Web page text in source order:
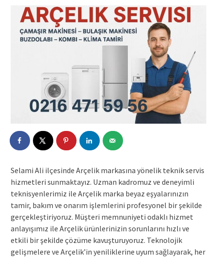
Selami Ali ilçesinde Arçelik markasına yönelik teknik servis
hizmetleri sunmaktayız. Uzman kadromuz ve deneyimli
teknisyenlerimiz ile Arçelik marka beyaz eşyalarınızın
tamir, bakım ve onarım işlemlerini profesyonel bir şekilde
gerçekleştiriyoruz. Müşteri memnuniyeti odaklı hizmet
anlayışımız ile Arçelik ürünlerinizin sorunlarını hızlı ve
etkili bir şekilde çözüme kavuşturuyoruz. Teknolojik
gelişmelere ve Arçelik’in yeniliklerine uyum sağlayarak, her